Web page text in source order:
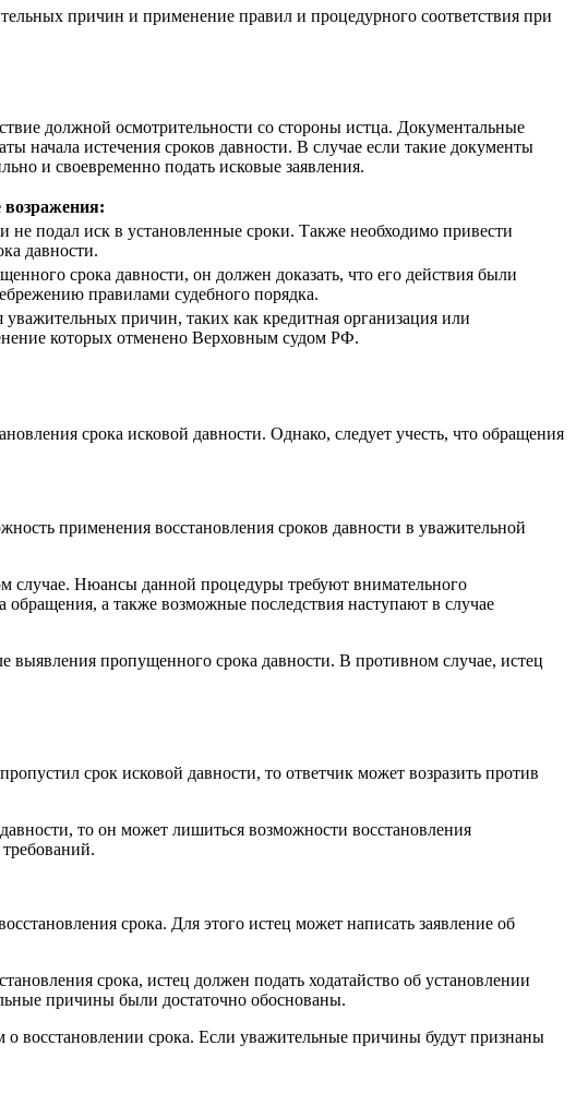
причин и применение правил и процедурного соответствия при
должной осмотрительности со стороны истца. Документальные
начала истечения сроков давности. В случае если такие документы
и своевременно подать исковые заявления.
подал иск в установленные сроки. Также необходимо привести
давности.
срока давности, он должен доказать, что его действия были
правилами судебного порядка.
причин, таких как кредитная организация или
которых отменено Верховным судом РФ.
срока исковой давности. Однако, следует учесть, что обращения
применения восстановления сроков давности в уважительной
случае. Нюансы данной процедуры требуют внимательного
а также возможные последствия наступают в случае
выявления пропущенного срока давности. В противном случае, истец
срок исковой давности, то ответчик может возразить против
то он может лишиться возможности восстановления
срока. Для этого истец может написать заявление об
срока, истец должен подать ходатайство об установлении
причины были достаточно обоснованы.
восстановлении срока. Если уважительные причины будут признаны